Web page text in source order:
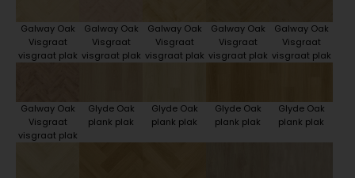
Galway Oak
Visgraat
visgraat plak
Galway Oak
Visgraat
visgraat plak
Galway Oak
Visgraat
visgraat plak
Galway Oak
Visgraat
visgraat plak
Galway Oak
Visgraat
visgraat plak
Galway Oak
Visgraat
visgraat plak
Glyde Oak
plank plak
Glyde Oak
plank plak
Glyde Oak
plank plak
Glyde Oak
plank plak